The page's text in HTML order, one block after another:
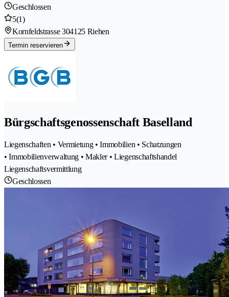
Geschlossen
5(1)
Kornfeldstrasse 304125 Riehen
Termin reservieren
Bürgschaftsgenossenschaft Baselland
Liegenschaften • Vermietung • Immobilien • Schatzungen
• Immobilienverwaltung • Makler • Liegenschaftshandel
Liegenschaftsvermittlung
Geschlossen